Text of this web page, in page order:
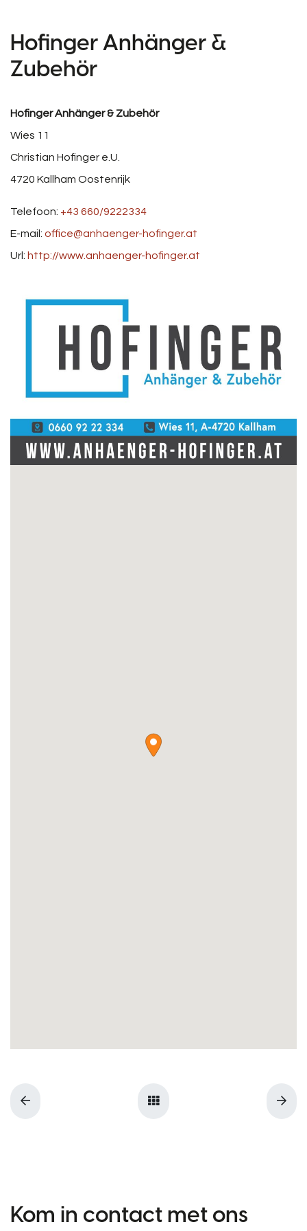
Hofinger Anhänger &
Zubehör
Hofinger Anhänger & Zubehör
Wies 11
Christian Hofinger e.U.
4720 Kallham Oostenrijk
Telefoon: +43 660/9222334
E-mail: office@anhaenger-hofinger.at
Url: http://www.anhaenger-hofinger.at
Kom in contact met ons